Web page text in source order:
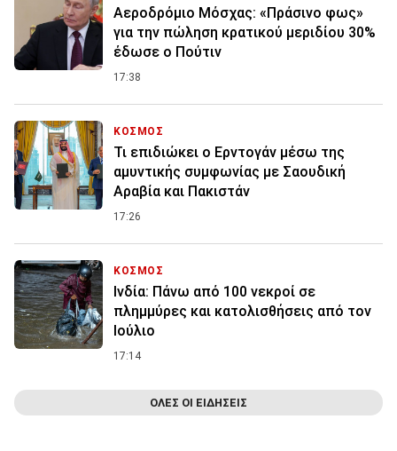
Αεροδρόμιο Μόσχας: «Πράσινο φως»
για την πώληση κρατικού μεριδίου 30%
έδωσε ο Πούτιν
17:38
ΚΟΣΜΟΣ
Τι επιδιώκει ο Ερντογάν μέσω της
αμυντικής συμφωνίας με Σαουδική
Αραβία και Πακιστάν
17:26
ΚΟΣΜΟΣ
Ινδία: Πάνω από 100 νεκροί σε
πλημμύρες και κατολισθήσεις από τον
Ιούλιο
17:14
ΟΛΕΣ ΟΙ ΕΙΔΗΣΕΙΣ